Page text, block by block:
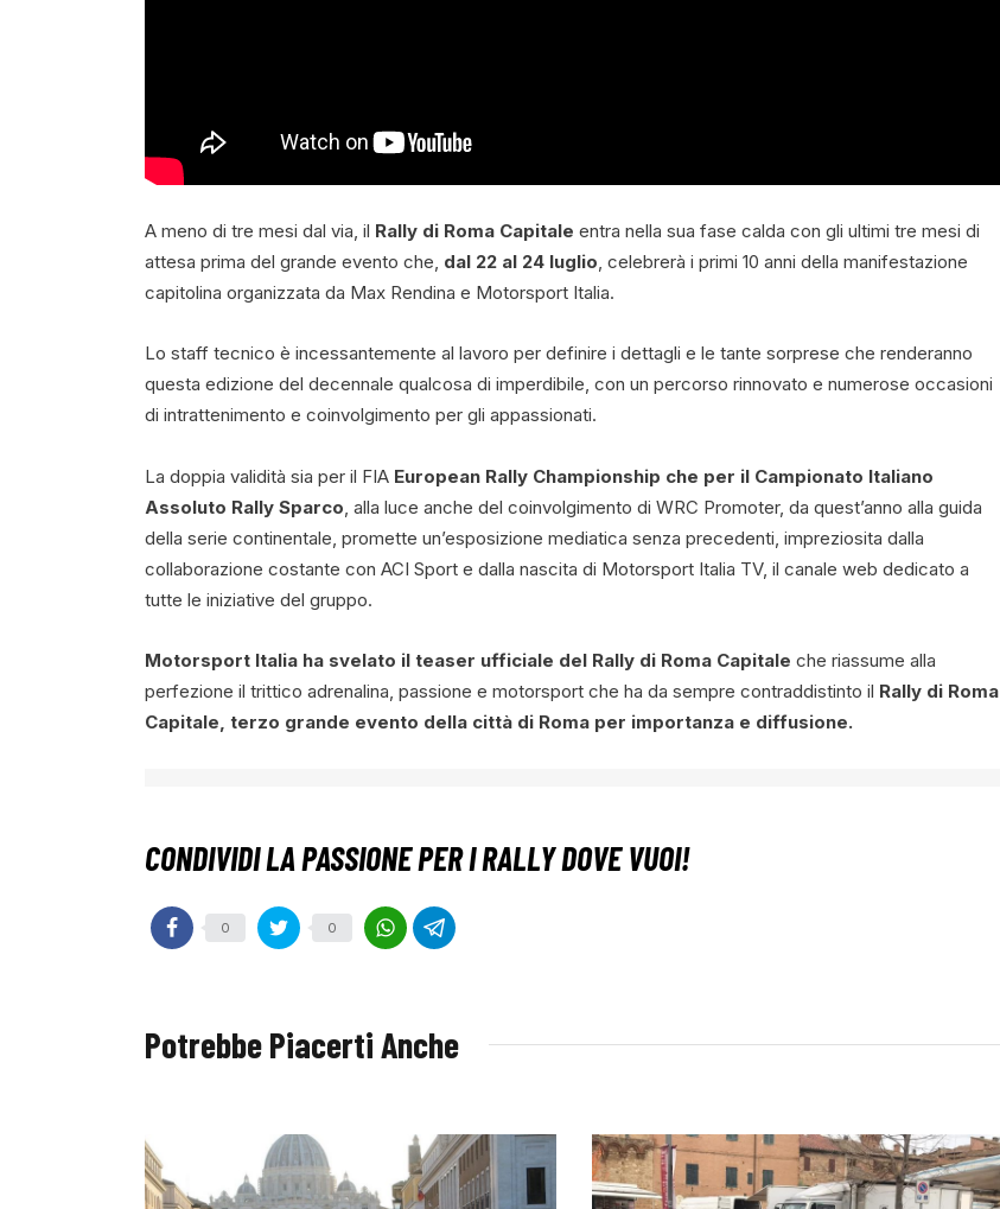
A meno di tre mesi dal via, il Rally di Roma Capitale entra nella sua fase calda con gli ultimi tre mesi di
attesa prima del grande evento che, dal 22 al 24 luglio , celebrerà i primi 10 anni della manifestazione
capitolina organizzata da Max Rendina e Motorsport Italia.
Lo staff tecnico è incessantemente al lavoro per definire i dettagli e le tante sorprese che renderanno
questa edizione del decennale qualcosa di imperdibile, con un percorso rinnovato e numerose occasioni
di intrattenimento e coinvolgimento per gli appassionati.
La doppia validità sia per il FIA European Rally Championship che per il Campionato Italiano
Assoluto Rally Sparco , alla luce anche del coinvolgimento di WRC Promoter, da quest’anno alla guida
della serie continentale, promette un’esposizione mediatica senza precedenti, impreziosita dalla
collaborazione costante con ACI Sport e dalla nascita di Motorsport Italia TV, il canale web dedicato a
tutte le iniziative del gruppo.
Motorsport Italia ha svelato il teaser ufficiale del Rally di Roma Capitale che riassume alla
perfezione il trittico adrenalina, passione e motorsport che ha da sempre contraddistinto il Rally di Roma
Capitale, terzo grande evento della città di Roma per importanza e diffusione.
0 0
Potrebbe Piacerti Anche